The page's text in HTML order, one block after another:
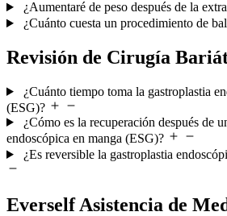
¿Aumentaré de peso después de la
¿Cuánto cuesta un procedimiento de
Revisión de Cirugía
¿Cuánto tiempo toma la gastroplastia
(ESG)?
¿Cómo es la recuperación después de
endoscópica en manga (ESG)?
¿Es reversible la gastroplastia
Everself Asistencia de